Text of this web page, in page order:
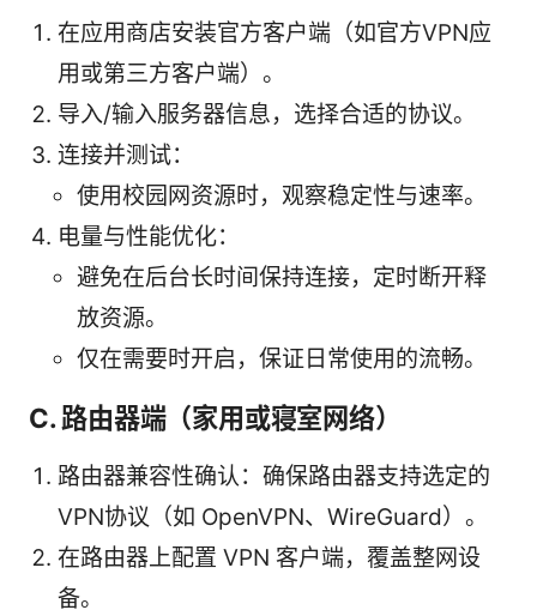
在应用商店安装官方客户端（如官方VPN应
用或第三方客户端）。
导入/输入服务器信息，选择合适的协议。
连接并测试：
使用校园网资源时，观察稳定性与速率。
电量与性能优化：
避免在后台长时间保持连接，定时断开释
放资源。
仅在需要时开启，保证日常使用的流畅。
C. 路由器端（家用或寝室网络）
路由器兼容性确认：确保路由器支持选定的
VPN协议（如 OpenVPN、WireGuard）。
在路由器上配置 VPN 客户端，覆盖整网设
备。